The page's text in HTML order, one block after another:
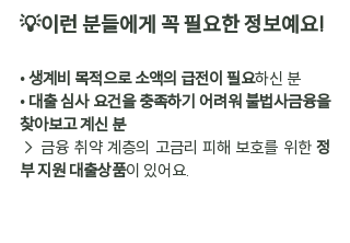
💡이런 분들에게 꼭 필요한 정보예요!
• 생계비 목적으로 소액의 급전이 필요하신 분
• 대출 심사 요건을 충족하기 어려워 불법사금융을
찾아보고 계신 분
→ 금융 취약 계층의 고금리 피해 보호를 위한 정
부 지원 대출상품이 있어요.